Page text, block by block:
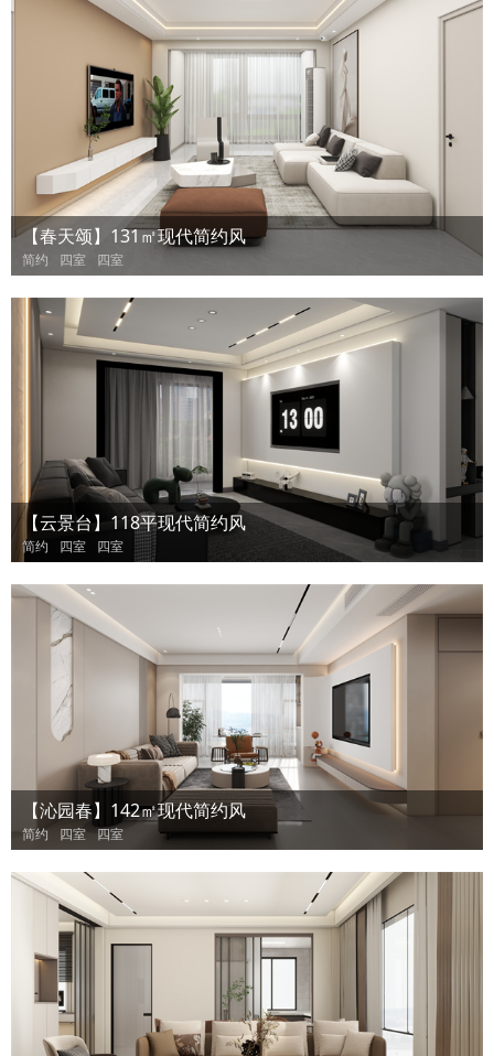
【春天颂】131㎡现代简约风
简约 四室 四室
【云景台】118平现代简约风
简约 四室 四室
【沁园春】142㎡现代简约风
简约 四室 四室